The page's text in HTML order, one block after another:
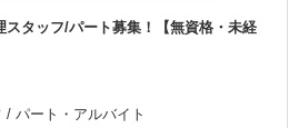
スタッフ/パート募集！【無資格・未経
パート・アルバイト